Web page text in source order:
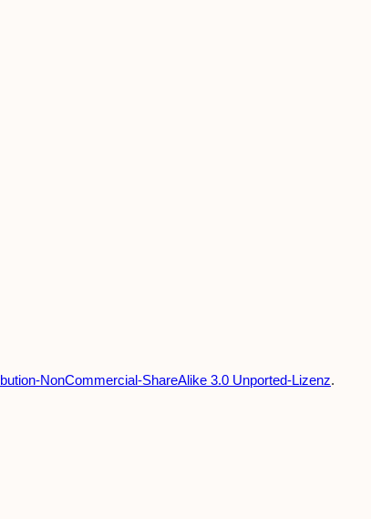
NonCommercial-ShareAlike 3.0 Unported-Lizenz.